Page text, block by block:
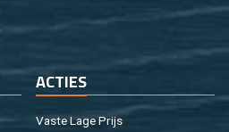
AC­TIES
Vaste Lage Prijs